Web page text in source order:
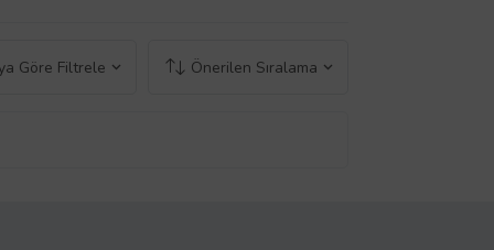
Göre Filtrele Önerilen Sıralama